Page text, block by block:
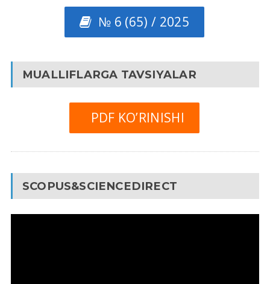
№ 6 (65) / 2025
MUALLIFLARGA TAVSIYALAR
PDF KO’RINISHI
SCOPUS&SCIENCEDIRECT